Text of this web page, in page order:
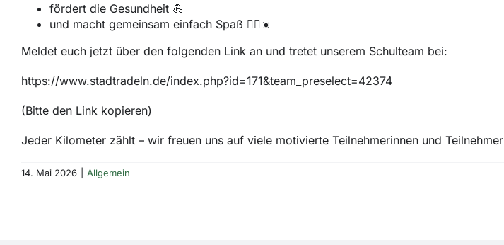
fördert die Gesundheit 💪
und macht gemeinsam einfach Spaß 🚴‍♂️☀️
Meldet euch jetzt über den folgenden Link an und tretet unserem Schulteam bei:
https://www.stadtradeln.de/index.php?id=171&team_preselect=42374
(Bitte den Link kopieren)
Jeder Kilometer zählt – wir freuen uns auf viele motivierte Teilnehmerinnen und Teilnehmer
14. Mai 2026 Allgemein